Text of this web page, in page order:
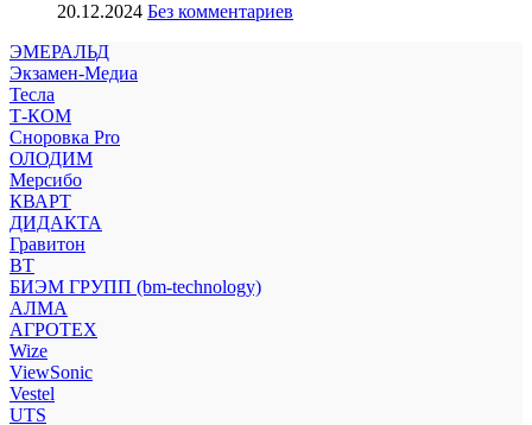
20.12.2024 Без комментариев
ЭМЕРАЛЬД
Экзамен-Медиа
Тесла
Т-КОМ
Сноровка Pro
ОЛОДИМ
Мерсибо
КВАРТ
ДИДАКТА
Гравитон
ВТ
БИЭМ ГРУПП (bm-technology)
АЛМА
АГРОТЕХ
Wize
ViewSonic
Vestel
UTS